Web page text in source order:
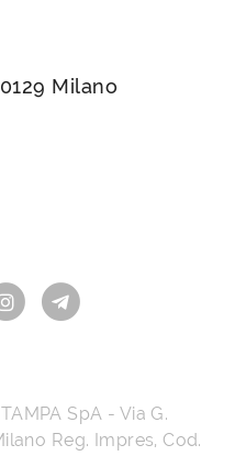
Milano
SpA - Via G.
Reg. Impres, Cod.